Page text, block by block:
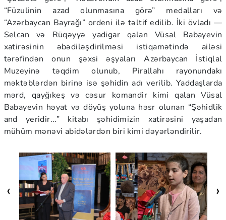
“Füzulinin azad olunmasına görə” medalları və
“Azərbaycan Bayrağı” ordeni ilə təltif edilib. İki övladı —
Selcan və Rüqəyyə yadigar qalan Vüsal Babayevin
xatirəsinin əbədiləşdirilməsi istiqamətində ailəsi
tərəfindən onun şəxsi əşyaları Azərbaycan İstiqlal
Muzeyinə təqdim olunub, Pirallahı rayonundakı
məktəblərdən birinə isə şəhidin adı verilib. Yaddaşlarda
mərd, qayğıkeş və cəsur komandir kimi qalan Vüsal
Babayevin həyat və döyüş yoluna həsr olunan “Şəhidlik
and yeridir...” kitabı şəhidimizin xatirəsini yaşadan
mühüm mənəvi abidələrdən biri kimi dəyərləndirilir.
‹ ›